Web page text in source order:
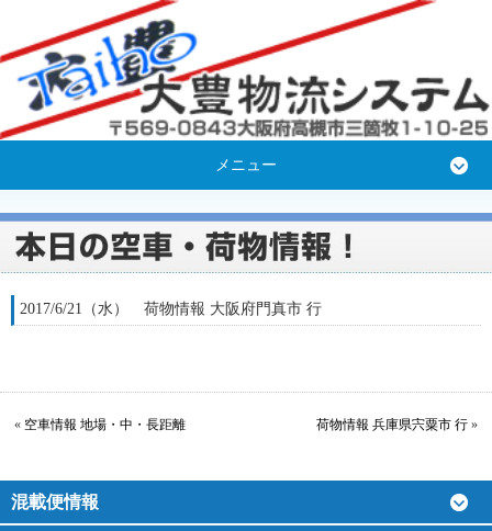
メニュー
2017/6/21（水） 荷物情報 大阪府門真市 行
« 空車情報 地場・中・長距離 荷物情報 兵庫県宍粟市 行 »
混載便情報